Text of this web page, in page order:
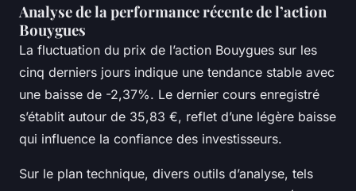
Analyse de la performance récente de l’action
Bouygues
La fluctuation du prix de l’action Bouygues sur les
cinq derniers jours indique une tendance stable avec
une baisse de -2,37%. Le dernier cours enregistré
s’établit autour de 35,83 €, reflet d’une légère baisse
qui influence la confiance des investisseurs.
Sur le plan technique, divers outils d’analyse, tels